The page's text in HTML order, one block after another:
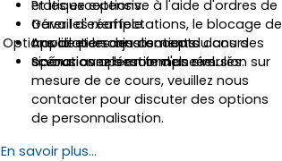
et les exceptions.
Gérer les réaffectations, le blocage de
travail et les ajustements
opérationnels en temps réel.
Pratique extensive à l'aide d'ordres de
travail d'exemple.
Application des concepts dans des
scénarios opérationnels simulés.
Options de personnalisation du cours
Si vous avez besoin d'une version sur
mesure de ce cours, veuillez nous
contacter pour discuter des options
de personnalisation.
En savoir plus...